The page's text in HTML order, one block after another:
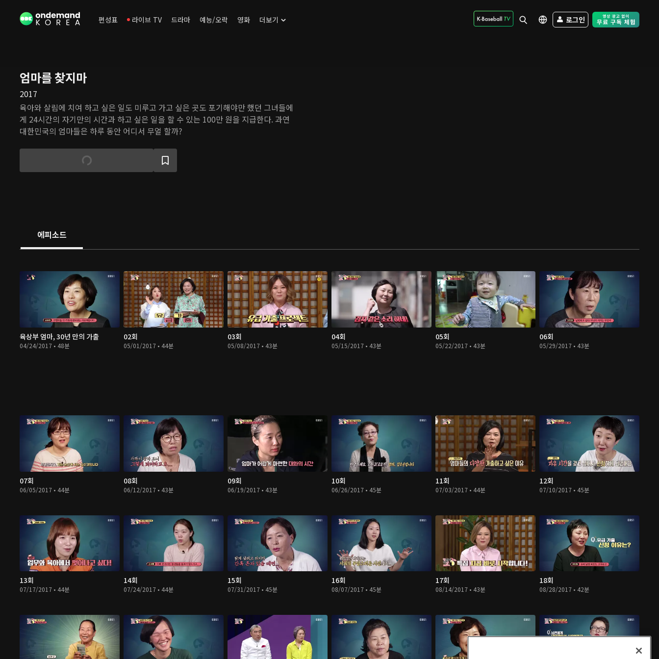
편성표 라이브 TV 드라마 예능/오락 영화 더보기 로그인 Free Trial -
엄마를 찾지마
2017
육아와 살림에 치여 하고 싶은 일도 미루고 가고 싶은 곳도 포기해야만 했던 그녀들에
게 24시간의 자기만의 시간과 하고 싶은 일을 할 수 있는 100만 원을 지급한다. 과연
대한민국의 엄마들은 하루 동안 어디서 무얼 할까?
에피소드
육상부 엄마, 30년 만의 가출
04/24/2017 • 48분
02회
05/01/2017 • 44분
03회
05/08/2017 • 43분
04회
05/15/2017 • 43분
05회
05/22/2017 • 43분
06회
05/29/2017 • 43분
07회
06/05/2017 • 44분
08회
06/12/2017 • 43분
09회
06/19/2017 • 43분
10회
06/26/2017 • 45분
11회
07/03/2017 • 44분
12회
07/10/2017 • 45분
13회
07/17/2017 • 44분
14회
07/24/2017 • 44분
15회
07/31/2017 • 45분
16회
08/07/2017 • 45분
17회
08/14/2017 • 43분
18회
08/28/2017 • 42분